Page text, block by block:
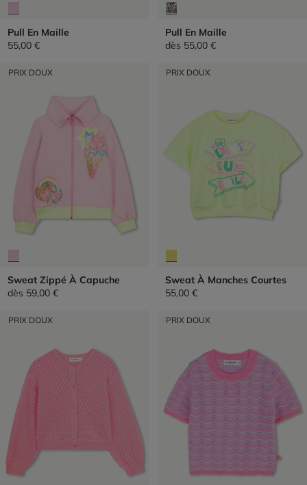
Pull En Maille
55,00 €
Pull En Maille
dès 55,00 €
PRIX DOUX
Sweat Zippé À Capuche
dès 59,00 €
PRIX DOUX
Sweat À Manches Courtes
55,00 €
PRIX DOUX PRIX DOUX